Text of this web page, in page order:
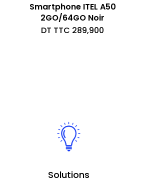
Smartphone ITEL A50
2GO/64GO Noir
DT TTC 289,900
Solutions